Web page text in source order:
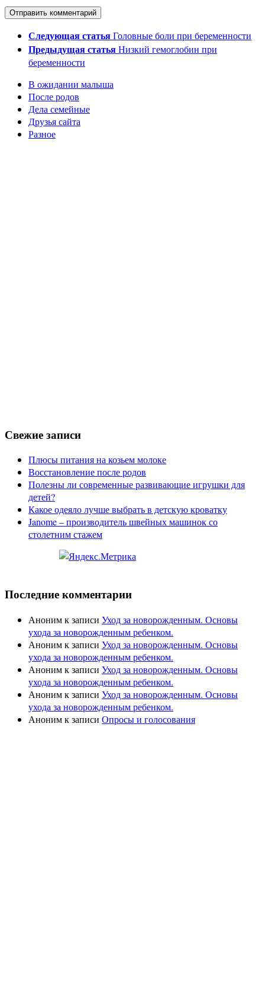
Следующая статьяГоловные боли при беременности
Предыдущая статьяНизкий гемоглобин при
беременности
В ожидании малыша
После родов
Дела семейные
Друзья сайта
Разное
Свежие записи
Плюсы питания на козьем молоке
Восстановление после родов
Полезны ли современные развивающие игрушки для
детей?
Какое одеяло лучше выбрать в детскую кроватку
Janome – производитель швейных машинок со
столетним стажем
Последние комментарии
Анонимк записи Уход за новорожденным. Основы
ухода за новорожденным ребенком.
Анонимк записи Уход за новорожденным. Основы
ухода за новорожденным ребенком.
Анонимк записи Уход за новорожденным. Основы
ухода за новорожденным ребенком.
Анонимк записи Уход за новорожденным. Основы
ухода за новорожденным ребенком.
Анонимк записи Опросы и голосования